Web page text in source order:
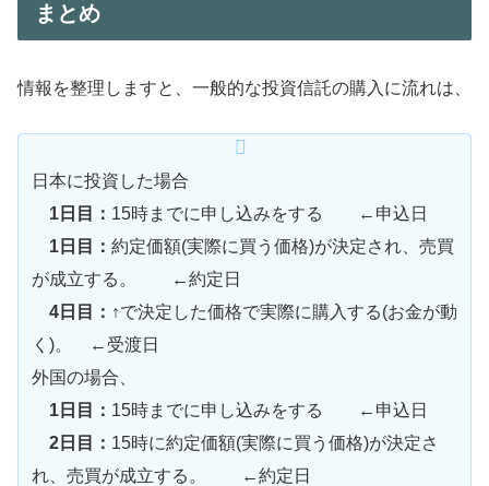
まとめ
情報を整理しますと、一般的な投資信託の購入に流れは、
日本に投資した場合
1日目： 15時までに申し込みをする ←申込日
1日目： 約定価額(実際に買う価格)が決定され、売買
が成立する。 ←約定日
4日目： ↑で決定した価格で実際に購入する(お金が動
く)。 ←受渡日
外国の場合、
1日目： 15時までに申し込みをする ←申込日
2日目： 15時に約定価額(実際に買う価格)が決定さ
れ、売買が成立する。 ←約定日